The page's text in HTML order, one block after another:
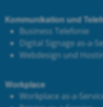
Kommunikation und
Business Telefonie
Digital Signage as-a-
Webdesign und
Workplace
Workplace as-a-